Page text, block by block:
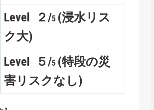
Level ２/5 (浸水リス
ク大)
Level ５/5 (特段の災
害リスクなし)